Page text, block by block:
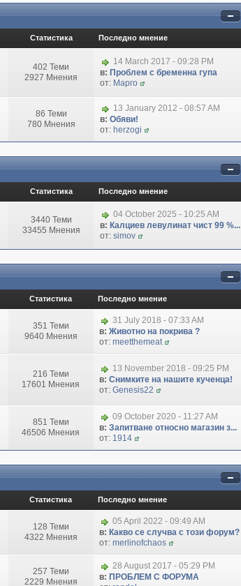
Статистика Последно мнение
402 Теми
2927 Мнения
14 March 2017 - 09:28 PM
в: Проблем с бременна гупа
от: Марго
86 Теми
780 Мнения
13 January 2012 - 08:57 AM
в: Обяви!
от: herzogi
Статистика Последно мнение
3440 Теми
33455 Мнения
04 October 2025 - 10:25 AM
в: Калциев левулинат чист 99 %...
от: simov
Статистика Последно мнение
351 Теми
9640 Мнения
31 July 2018 - 07:33 AM
в: Животно на покрива ?
от: meetthemeat
216 Теми
17601 Мнения
13 November 2018 - 09:25 PM
в: Снимките на нашите кученца!
от: Genesis22
851 Теми
46506 Мнения
09 October 2020 - 11:27 AM
в: Запитване относно магазин з...
от: 1914
Статистика Последно мнение
128 Теми
4322 Мнения
05 April 2022 - 09:49 AM
в: Какво се случва с този форум?
от: merlinofchaos
257 Теми
2229 Мнения
28 August 2017 - 05:29 PM
в: ПРОБЛЕМ С ФОРУМА